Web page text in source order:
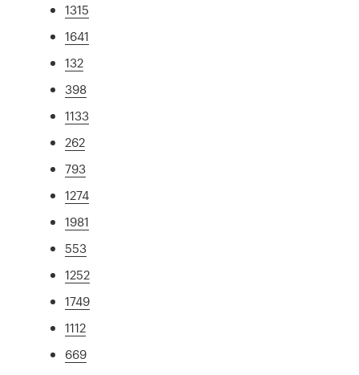
1315
1641
132
398
1133
262
793
1274
1981
553
1252
1749
1112
669